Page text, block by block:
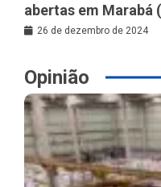
abertas em Marabá
26 de dezembro de 2024
Opinião